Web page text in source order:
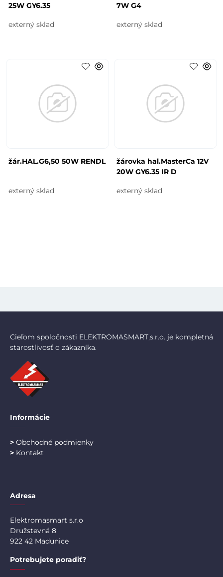
25W GY6.35
externý sklad
7W G4
externý sklad
žár.HAL.G6,50 50W RENDL
externý sklad
žárovka hal.MasterCa 12V
20W GY6.35 IR D
externý sklad
Cieľom spoločnosti ELEKTROMASMART,s.r.o. je kompletná
starostlivosť o zákazníka.
Informácie
> Obchodné podmienky
> Kontakt
Adresa
Elektromasmart s.r.o
Družstevná 8
922 42 Madunice
Potrebujete poradiť?